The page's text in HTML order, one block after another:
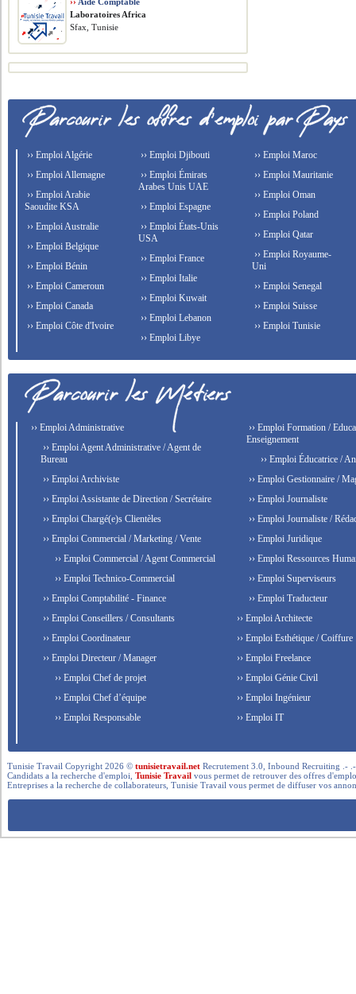
Laboratoires Africa
Sfax, Tunisie
›› Emploi Algérie
›› Emploi Allemagne
›› Emploi Arabie
Saoudite KSA
›› Emploi Australie
›› Emploi Belgique
›› Emploi Bénin
›› Emploi Cameroun
›› Emploi Canada
›› Emploi Côte d'Ivoire
›› Emploi Djibouti
›› Emploi Émirats
Arabes Unis UAE
›› Emploi Espagne
›› Emploi États-Unis
USA
›› Emploi France
›› Emploi Italie
›› Emploi Kuwait
›› Emploi Lebanon
›› Emploi Libye
›› Emploi Maroc
›› Emploi Mauritanie
›› Emploi Oman
›› Emploi Poland
›› Emploi Qatar
›› Emploi Royaume-
Uni
›› Emploi Senegal
›› Emploi Suisse
›› Emploi Tunisie
›› Emploi Administrative
›› Emploi Agent Administrative / Agent de
Bureau
›› Emploi Archiviste
›› Emploi Assistante de Direction / Secrétaire
›› Emploi Chargé(e)s Clientèles
›› Emploi Commercial / Marketing / Vente
›› Emploi Commercial / Agent Commercial
›› Emploi Technico-Commercial
›› Emploi Comptabilité - Finance
›› Emploi Conseillers / Consultants
›› Emploi Coordinateur
›› Emploi Directeur / Manager
›› Emploi Chef de projet
›› Emploi Chef d’équipe
›› Emploi Responsable
›› Emploi Formation /
Enseignement
›› Emploi Éducatrice /
›› Emploi Gestionnaire /
›› Emploi Journaliste
›› Emploi Journaliste /
›› Emploi Juridique
›› Emploi Ressources
›› Emploi Superviseurs
›› Emploi Traducteur
›› Emploi Architecte
›› Emploi Esthétique / Coiffure
›› Emploi Freelance
›› Emploi Génie Civil
›› Emploi Ingénieur
›› Emploi IT
Tunisie Travail Copyright 2026 ©tunisietravail.net Recrutement 3.0, Inbound Recruiting .-
Candidats a la recherche d'emploi,Tunisie Travail vous permet de retrouver des offres
Entreprises a la recherche de collaborateurs, Tunisie Travail vous permet de diffuser vos